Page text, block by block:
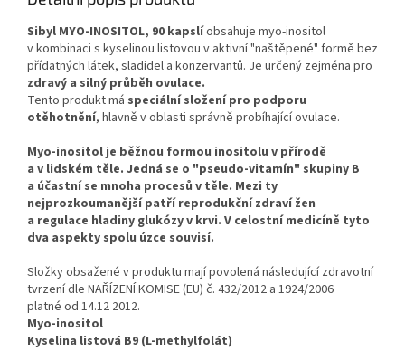
Sibyl MYO-INOSITOL, 90 kapslíobsahuje myo-inositol
v kombinaci s kyselinou listovou v aktivní "naštěpené" formě bez
přídatných látek, sladidel a konzervantů. Je určený zejména pro
zdravý a silný průběh ovulace.
Tento produkt má speciální složení pro podporu
otěhotnění, hlavně v oblasti správně probíhající ovulace.
Myo-inositol je běžnou formou inositolu v přírodě
a v lidském těle. Jedná se o "pseudo-vitamín" skupiny B
a účastní se mnoha procesů v těle. Mezi ty
nejprozkoumanější patří reprodukční zdraví žen
a regulace hladiny glukózy v krvi. V celostní medicíně tyto
dva aspekty spolu úzce souvisí.
Složky obsažené v produktu mají povolená následující zdravotní
tvrzení dle NAŘÍZENÍ KOMISE (EU) č. 432/2012 a 1924/2006
platné od 14.12 2012.
Myo-inositol
Kyselina listová B9 (L-methylfolát)